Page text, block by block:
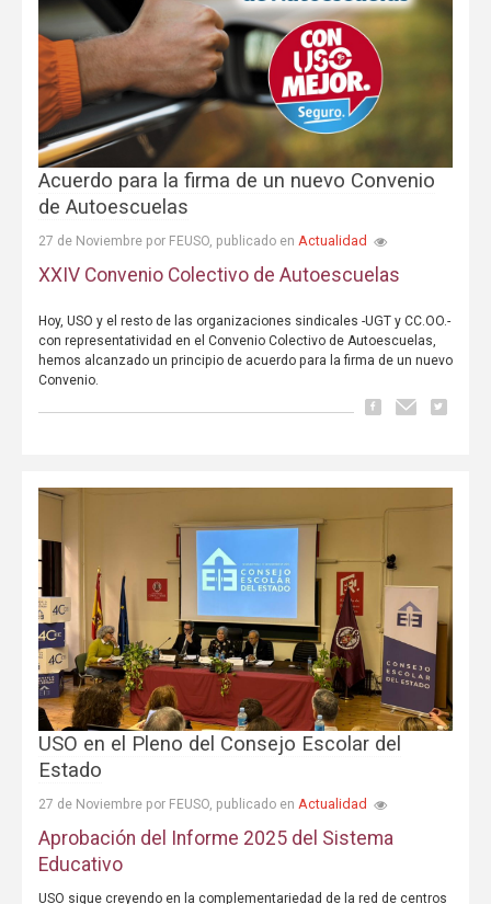
Acuerdo para la firma de un nuevo Convenio
de Autoescuelas
27 de Noviembre por FEUSO, publicado en Actualidad
XXIV Convenio Colectivo de Autoescuelas
Hoy, USO y el resto de las organizaciones sindicales -UGT y CC.OO.-
con representatividad en el Convenio Colectivo de Autoescuelas,
hemos alcanzado un principio de acuerdo para la firma de un nuevo
Convenio.
USO en el Pleno del Consejo Escolar del
Estado
27 de Noviembre por FEUSO, publicado en Actualidad
Aprobación del Informe 2025 del Sistema
Educativo
USO sigue creyendo en la complementariedad de la red de centros